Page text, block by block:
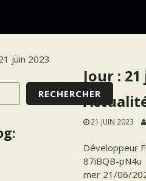
juin 2023
Jour : 21
21 JUIN 2023
Développeur
87iBQB-pN4u
mer 21/06/
RECHERCHER